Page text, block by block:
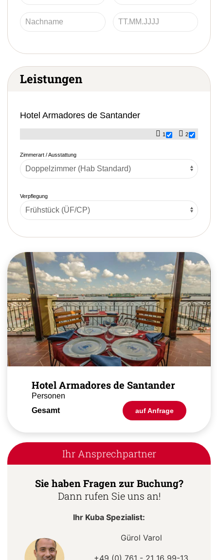
Leistungen
Hotel Armadores de Santander
1 2
Zimmerart / Ausstattung
Verpflegung
Hotel Armadores de Santander
Personen
Gesamt
auf Anfrage
Ihr Ansprechpartner
Sie haben Fragen zur Buchung?
Dann rufen Sie uns an!
Ihr Kuba Spezialist:
Gürol Varol
+49 (0) 761 - 21 16 99-13